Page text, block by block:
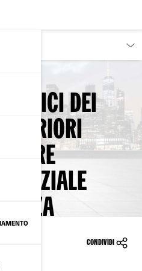
DEI
CONDIVIDI